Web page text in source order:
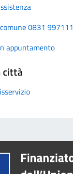
0831 997111
appuntamento
città